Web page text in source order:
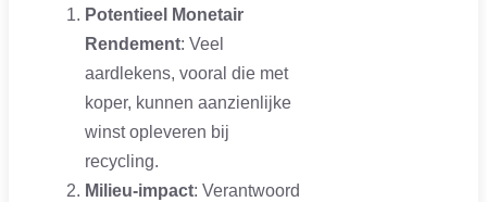
Potentieel Monetair
Rendement: Veel
aardlekens, vooral die met
koper, kunnen aanzienlijke
winst opleveren bij
recycling.
Milieu-impact: Verantwoord